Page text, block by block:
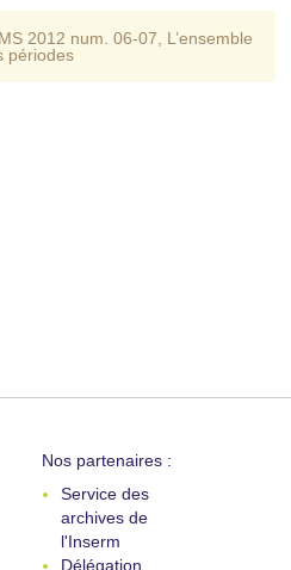
MS 2012 num. 06-07
L’ensemble
périodes
Nos partenaires :
Service des
archives de
l'Inserm
Délégation